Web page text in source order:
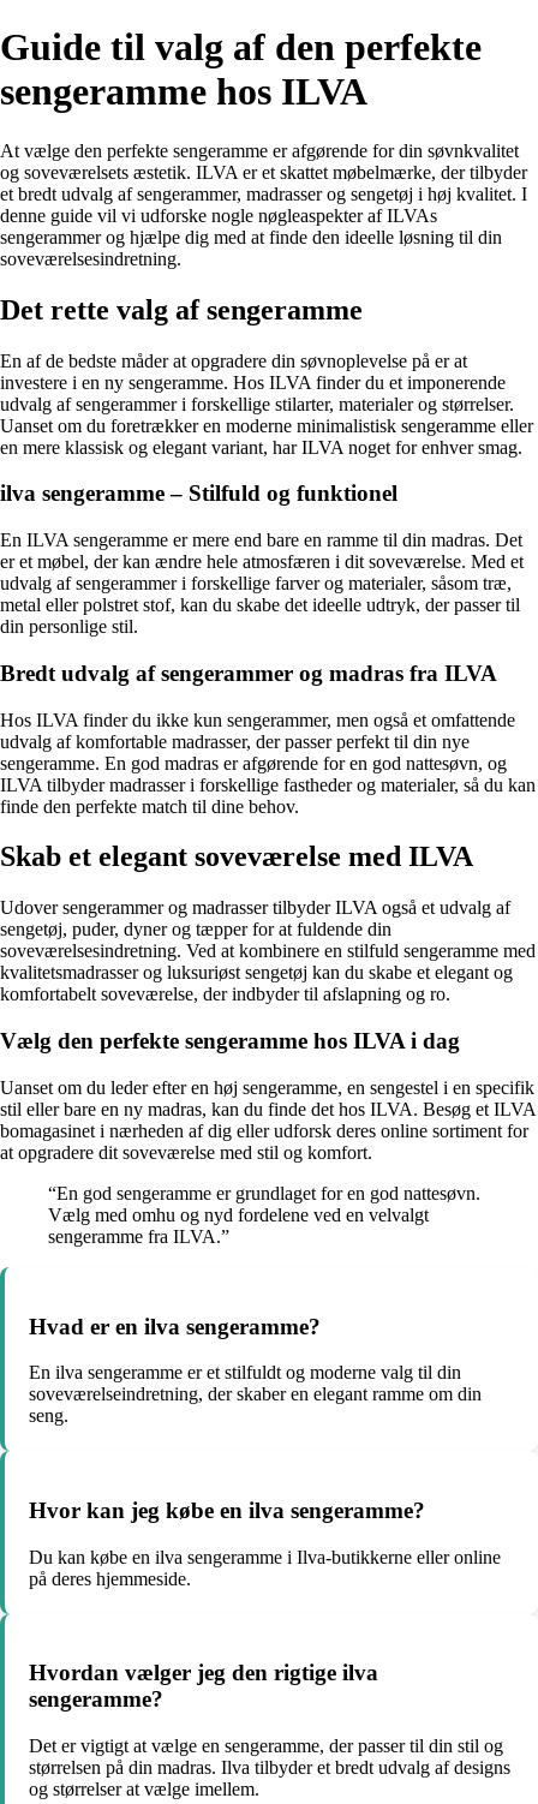
Guide til valg af den perfekte
sengeramme hos ILVA
At vælge den perfekte sengeramme er afgørende for din søvnkvalitet
og soveværelsets æstetik. ILVA er et skattet møbelmærke, der tilbyder
et bredt udvalg af sengerammer, madrasser og sengetøj i høj kvalitet. I
denne guide vil vi udforske nogle nøgleaspekter af ILVAs
sengerammer og hjælpe dig med at finde den ideelle løsning til din
soveværelsesindretning.
Det rette valg af sengeramme
En af de bedste måder at opgradere din søvnoplevelse på er at
investere i en ny sengeramme. Hos ILVA finder du et imponerende
udvalg af sengerammer i forskellige stilarter, materialer og størrelser.
Uanset om du foretrækker en moderne minimalistisk sengeramme eller
en mere klassisk og elegant variant, har ILVA noget for enhver smag.
ilva sengeramme – Stilfuld og funktionel
En ILVA sengeramme er mere end bare en ramme til din madras. Det
er et møbel, der kan ændre hele atmosfæren i dit soveværelse. Med et
udvalg af sengerammer i forskellige farver og materialer, såsom træ,
metal eller polstret stof, kan du skabe det ideelle udtryk, der passer til
din personlige stil.
Bredt udvalg af sengerammer og madras fra ILVA
Hos ILVA finder du ikke kun sengerammer, men også et omfattende
udvalg af komfortable madrasser, der passer perfekt til din nye
sengeramme. En god madras er afgørende for en god nattesøvn, og
ILVA tilbyder madrasser i forskellige fastheder og materialer, så du kan
finde den perfekte match til dine behov.
Skab et elegant soveværelse med ILVA
Udover sengerammer og madrasser tilbyder ILVA også et udvalg af
sengetøj, puder, dyner og tæpper for at fuldende din
soveværelsesindretning. Ved at kombinere en stilfuld sengeramme med
kvalitetsmadrasser og luksuriøst sengetøj kan du skabe et elegant og
komfortabelt soveværelse, der indbyder til afslapning og ro.
Vælg den perfekte sengeramme hos ILVA i dag
Uanset om du leder efter en høj sengeramme, en sengestel i en specifik
stil eller bare en ny madras, kan du finde det hos ILVA. Besøg et ILVA
bomagasinet i nærheden af dig eller udforsk deres online sortiment for
at opgradere dit soveværelse med stil og komfort.
“En god sengeramme er grundlaget for en god nattesøvn.
Vælg med omhu og nyd fordelene ved en velvalgt
sengeramme fra ILVA.”
Hvad er en ilva sengeramme?
En ilva sengeramme er et stilfuldt og moderne valg til din
soveværelseindretning, der skaber en elegant ramme om din
seng.
Hvor kan jeg købe en ilva sengeramme?
Du kan købe en ilva sengeramme i Ilva-butikkerne eller online
på deres hjemmeside.
Hvordan vælger jeg den rigtige ilva
sengeramme?
Det er vigtigt at vælge en sengeramme, der passer til din stil og
størrelsen på din madras. Ilva tilbyder et bredt udvalg af designs
og størrelser at vælge imellem.